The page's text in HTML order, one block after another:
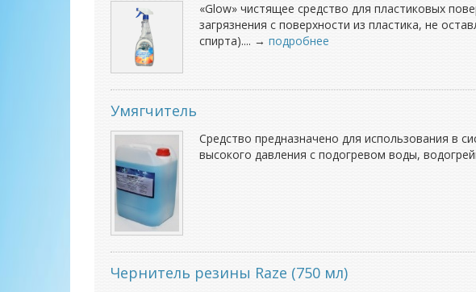
«Glow» чистящее средство для пластиковых
загрязнения с поверхности из пластика, не
спирта).... → подробнее
Умягчитель
Средство предназначено для использования в
высокого давления с подогревом воды,
Чернитель резины Raze (750 мл)